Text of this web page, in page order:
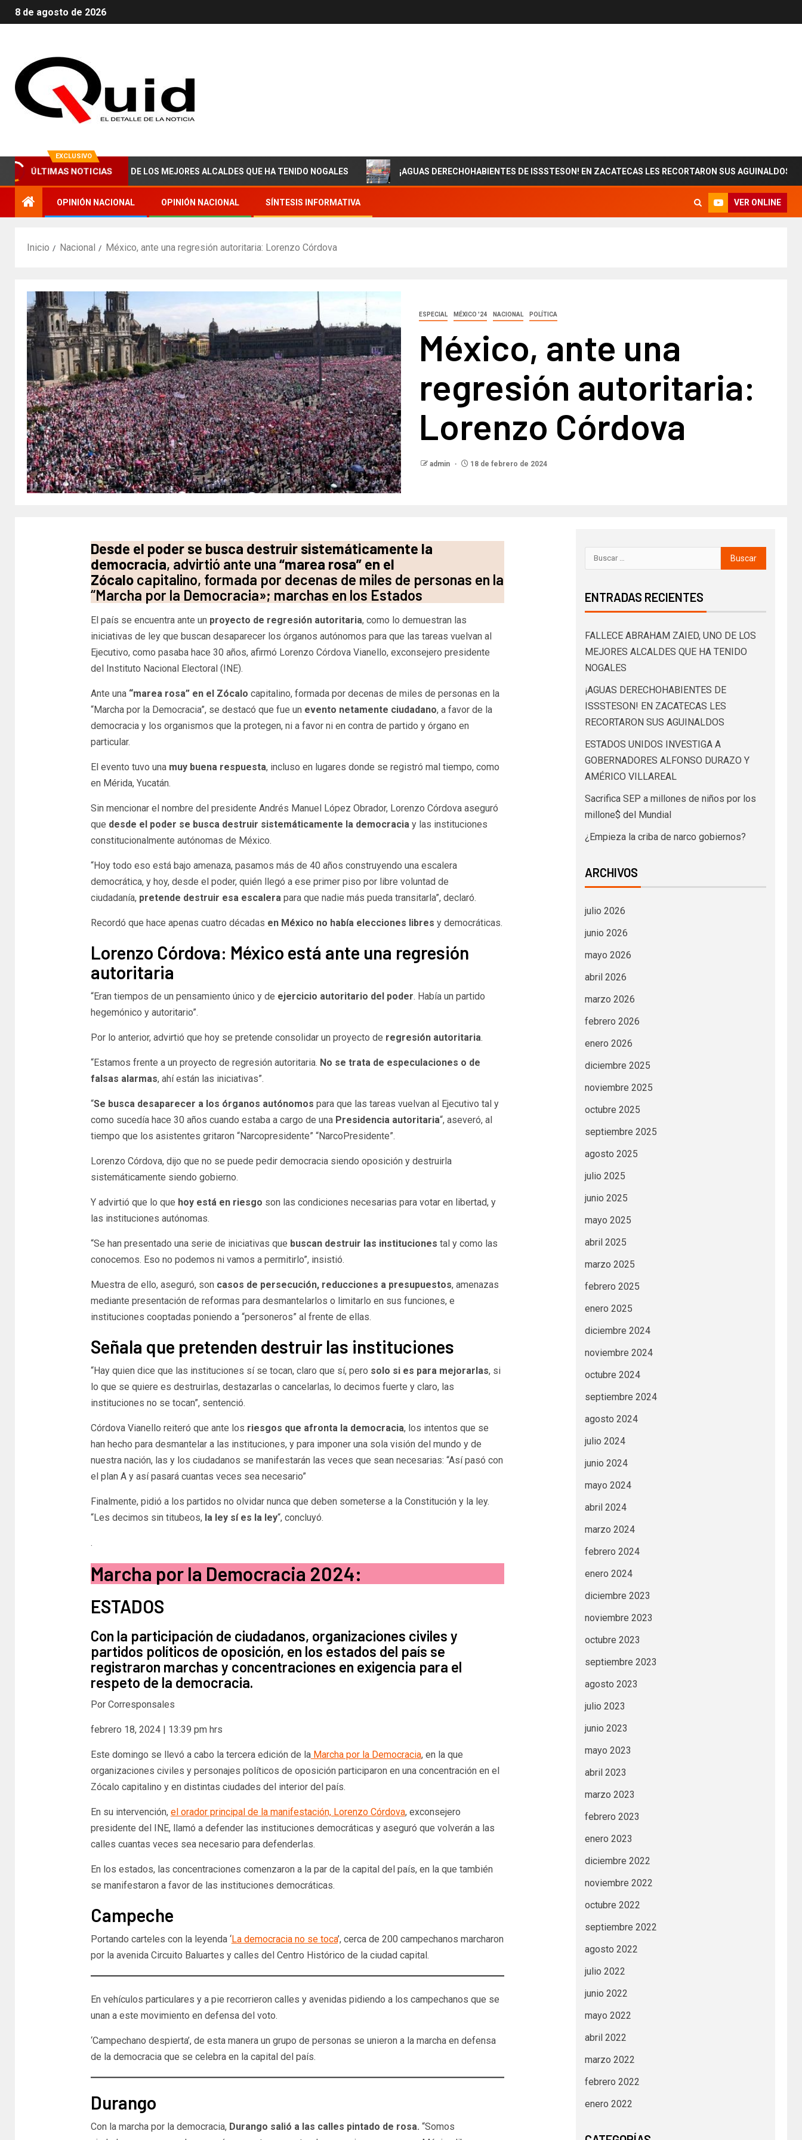
8 de agosto de 2026
EXCLUSIVO
ÚLTIMAS NOTICIAS
ABRAHAM ZAIED, UNO DE LOS MEJORES ALCALDES QUE HA TENIDO NOGALES ¡AGUAS DERECHOHABIENTES DE ISSSTESON! EN ZACATECAS LES RECORTARON SUS AGUINALDOS
OPINIÓN NACIONAL OPINIÓN NACIONAL SÍNTESIS INFORMATIVA VER ONLINE
Inicio Nacional México, ante una regresión autoritaria: Lorenzo Córdova
ESPECIAL MÉXICO '24 NACIONAL POLÍTICA
México, ante una
regresión autoritaria:
Lorenzo Córdova
admin 18 de febrero de 2024
Desde el poder se busca destruir sistemáticamente la
democracia, advirtió ante una “marea rosa” en el
Zócalocapitalino, formada por decenas de miles de personas en la
“Marcha por la Democracia»; marchas en los Estados
El país se encuentra ante un proyecto de regresión autoritaria, como lo demuestran las
iniciativas de ley que buscan desaparecer los órganos autónomos para que las tareas vuelvan al
Ejecutivo, como pasaba hace 30 años, afirmó Lorenzo Córdova Vianello, exconsejero presidente
del Instituto Nacional Electoral (INE).
Ante una“marea rosa” en el Zócalo capitalino, formada por decenas de miles de personas en la
“Marcha por la Democracia”, se destacó que fue un evento netamente ciudadano, a favor de la
democracia y los organismos que la protegen, ni a favor ni en contra de partido y órgano en
particular.
El evento tuvo una muy buena respuesta, incluso en lugares donde se registró mal tiempo, como
en Mérida, Yucatán.
Sin mencionar el nombre del presidente Andrés Manuel López Obrador, Lorenzo Córdova aseguró
que desde el poder se busca destruir sistemáticamente la democracia y las instituciones
constitucionalmente autónomas de México.
“Hoy todo eso está bajo amenaza, pasamos más de 40 años construyendo una escalera
democrática, y hoy, desde el poder, quién llegó a ese primer piso por libre voluntad de
ciudadanía, pretende destruir esa escalera para que nadie más pueda transitarla”, declaró.
Recordó que hace apenas cuatro décadas en México no había elecciones libres y democráticas.
Lorenzo Córdova: México está ante una regresión
autoritaria
“Eran tiempos de un pensamiento único y de ejercicio autoritario del poder. Había un partido
hegemónico y autoritario”.
Por lo anterior, advirtió que hoy se pretende consolidar un proyecto de regresión autoritaria.
“Estamos frente a un proyecto de regresión autoritaria. No se trata de especulaciones o de
falsas alarmas, ahí están las iniciativas”.
“Se busca desaparecer a los órganos autónomos para que las tareas vuelvan al Ejecutivo tal y
como sucedía hace 30 años cuando estaba a cargo de unaPresidencia autoritaria“, aseveró, al
tiempo que los asistentes gritaron “Narcopresidente” “NarcoPresidente”.
Lorenzo Córdova, dijo que no se puede pedir democracia siendo oposición y destruirla
sistemáticamente siendo gobierno.
Y advirtió que lo que hoy está en riesgo son las condiciones necesarias para votar en libertad, y
las instituciones autónomas.
“Se han presentado una serie de iniciativas que buscan destruir las instituciones tal y como las
conocemos. Eso no podemos ni vamos a permitirlo”, insistió.
Muestra de ello, aseguró, son casos de persecución, reducciones a presupuestos, amenazas
mediante presentación de reformas para desmantelarlos o limitarlo en sus funciones, e
instituciones cooptadas poniendo a “personeros” al frente de ellas.
Señala que pretenden destruir las instituciones
“Hay quien dice que las instituciones sí se tocan, claro que sí, pero solo si es para mejorarlas, si
lo que se quiere es destruirlas, destazarlas o cancelarlas, lo decimos fuerte y claro, las
instituciones no se tocan”, sentenció.
Córdova Vianello reiteró que ante los riesgos que afronta la democracia, los intentos que se
han hecho para desmantelar a las instituciones, y para imponer una sola visión del mundo y de
nuestra nación, las y los ciudadanos se manifestarán las veces que sean necesarias: “Así pasó con
el plan A y así pasará cuantas veces sea necesario”
Finalmente, pidió a los partidos no olvidar nunca que deben someterse a la Constitución y la ley.
“Les decimos sin titubeos, la ley sí es la ley“, concluyó.
.
Marcha por la Democracia 2024:
ESTADOS
Con la participación de ciudadanos, organizaciones civiles y
partidos políticos de oposición, en los estados del país se
registraron marchas y concentraciones en exigencia para el
respeto de la democracia.
Por Corresponsales
febrero 18, 2024 | 13:39 pm hrs
Este domingo se llevó a cabo la tercera edición de laMarcha por la Democracia, en la que
organizaciones civiles y personajes políticos de oposición participaron en una concentración en el
Zócalo capitalino y en distintas ciudades del interior del país.
En su intervención, el orador principal de la manifestación, Lorenzo Córdova, exconsejero
presidente del INE, llamó a defender las instituciones democráticas y aseguró que volverán a las
calles cuantas veces sea necesario para defenderlas.
En los estados, las concentraciones comenzaron a la par de la capital del país, en la que también
se manifestaron a favor de las instituciones democráticas.
Campeche
Portando carteles con la leyenda ‘La democracia no se toca’, cerca de 200 campechanos marcharon
por la avenida Circuito Baluartes y calles del Centro Histórico de la ciudad capital.
En vehículos particulares y a pie recorrieron calles y avenidas pidiendo a los campechanos que se
unan a este movimiento en defensa del voto.
‘Campechano despierta’, de esta manera un grupo de personas se unieron a la marcha en defensa
de la democracia que se celebra en la capital del país.
Durango
Con la marcha por la democracia, Durango salió a las calles pintado de rosa. “Somos
ENTRADAS RECIENTES
FALLECE ABRAHAM ZAIED, UNO DE LOS
MEJORES ALCALDES QUE HA TENIDO
NOGALES
¡AGUAS DERECHOHABIENTES DE
ISSSTESON! EN ZACATECAS LES
RECORTARON SUS AGUINALDOS
ESTADOS UNIDOS INVESTIGA A
GOBERNADORES ALFONSO DURAZO Y
AMÉRICO VILLAREAL
Sacrifica SEP a millones de niños por los
millone$ del Mundial
¿Empieza la criba de narco gobiernos?
ARCHIVOS
julio 2026
junio 2026
mayo 2026
abril 2026
marzo 2026
febrero 2026
enero 2026
diciembre 2025
noviembre 2025
octubre 2025
septiembre 2025
agosto 2025
julio 2025
junio 2025
mayo 2025
abril 2025
marzo 2025
febrero 2025
enero 2025
diciembre 2024
noviembre 2024
octubre 2024
septiembre 2024
agosto 2024
julio 2024
junio 2024
mayo 2024
abril 2024
marzo 2024
febrero 2024
enero 2024
diciembre 2023
noviembre 2023
octubre 2023
septiembre 2023
agosto 2023
julio 2023
junio 2023
mayo 2023
abril 2023
marzo 2023
febrero 2023
enero 2023
diciembre 2022
noviembre 2022
octubre 2022
septiembre 2022
agosto 2022
julio 2022
junio 2022
mayo 2022
abril 2022
marzo 2022
febrero 2022
enero 2022